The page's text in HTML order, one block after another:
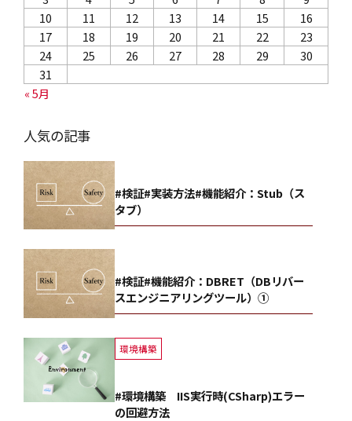
« 5月
10
11 12 13 14 15
16
17
18 19 20 21 22
23
24
25 26 27 28 29
30
31
人気の記事
#検証#実装方法#機能紹介：Stub（ス
タブ）
#検証#機能紹介：DBRET（DBリバー
スエンジニアリングツール）①
環境構築
#環境構築 IIS実行時(CSharp)エラー
の回避方法